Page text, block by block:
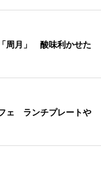
周月」 酸味利かせた
ェ ランチプレートや